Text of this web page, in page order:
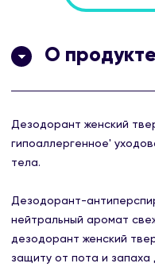
О продукте
Дезодорант женский
гипоаллергенное'
тела.
Дезодорант-
нейтральный аромат
дезодорант женский
защиту от пота и запаха